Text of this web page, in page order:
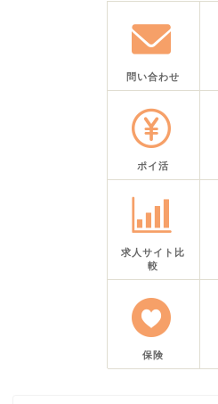
問い合わせ
ポイ活
求人サイト比
較
保険